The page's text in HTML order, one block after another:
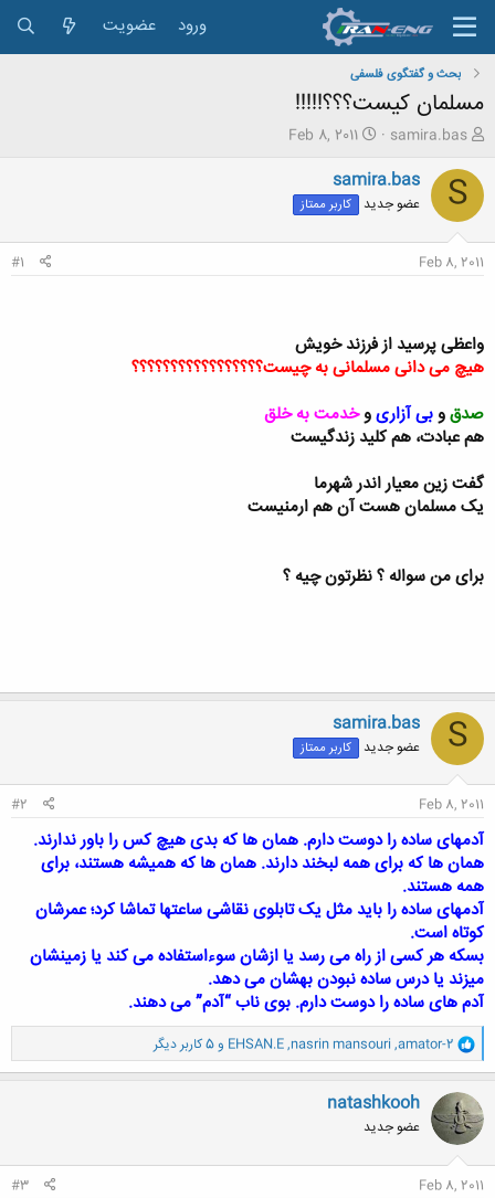
ورود عضویت
بحث و گفتگوی فلسفی
مسلمان کیست؟؟؟!!!!!
ش
و
ع
ک
ن
د
و
ض
و
samira.bas
ت
ر
ی
خ
Feb 8, 2011
S
samira.bas
عضو جدید کاربر ممتاز
Feb 8, 2011
#1
واعظی پرسید از فرزند خویش
هیچ می دانی مسلمانی به چیست؟؟؟؟؟؟؟؟؟؟؟؟؟؟؟؟؟
صدقوبی آزاریوخدمت به خلق
هم عبادت، هم کلید زندگیست
گفت زین معیار اندر شهرما
یک مسلمان هست آن هم ارمنیست
برای من سواله ؟ نظرتون چیه ؟
S
samira.bas
عضو جدید کاربر ممتاز
Feb 8, 2011
#2
آدمهای ساده را دوست دارم. همان ها که بدی هیچ کس را باور ندارند.
همان ها که برای همه لبخند دارند. همان ها که همیشه هستند، برای
همه هستند.
آدمهای ساده را باید مثل یک تابلوی نقاشی ساعتها تماشا کرد؛ عمرشان
کوتاه است.
بسکه هر کسی از راه می رسد یا ازشان سوءاستفاده می کند یا زمینشان
میزند یا درس ساده نبودن بهشان می دهد.
آدم های ساده را دوست دارم. بوی ناب “آدم” می دهند.
و
ا
ک
ن
ش
ه
ا
amator-2
,
nasrin mansouri
,
EHSAN.E و 5 کاربر دیگر
natashkooh
عضو جدید
Feb 8, 2011
#3